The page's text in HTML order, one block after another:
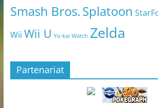
Smash Bros.Splatoon
Wii Wii U Yo-kai Watch Zelda
Partenariat